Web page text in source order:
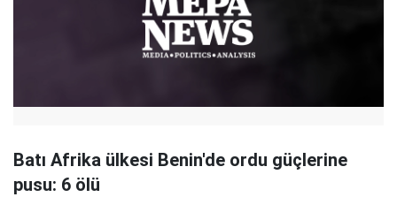
Batı Afrika ülkesi Benin'de ordu güçlerine
pusu: 6 ölü